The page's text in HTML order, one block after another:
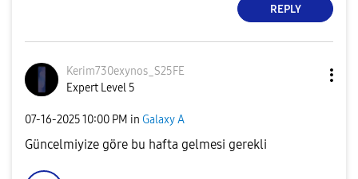
REPLY
Kerim730exynos_ S25FE
Expert Level 5
‎07-16-202510:00 PM in Galaxy A
Güncelmiyize göre bu hafta gelmesi gerekli